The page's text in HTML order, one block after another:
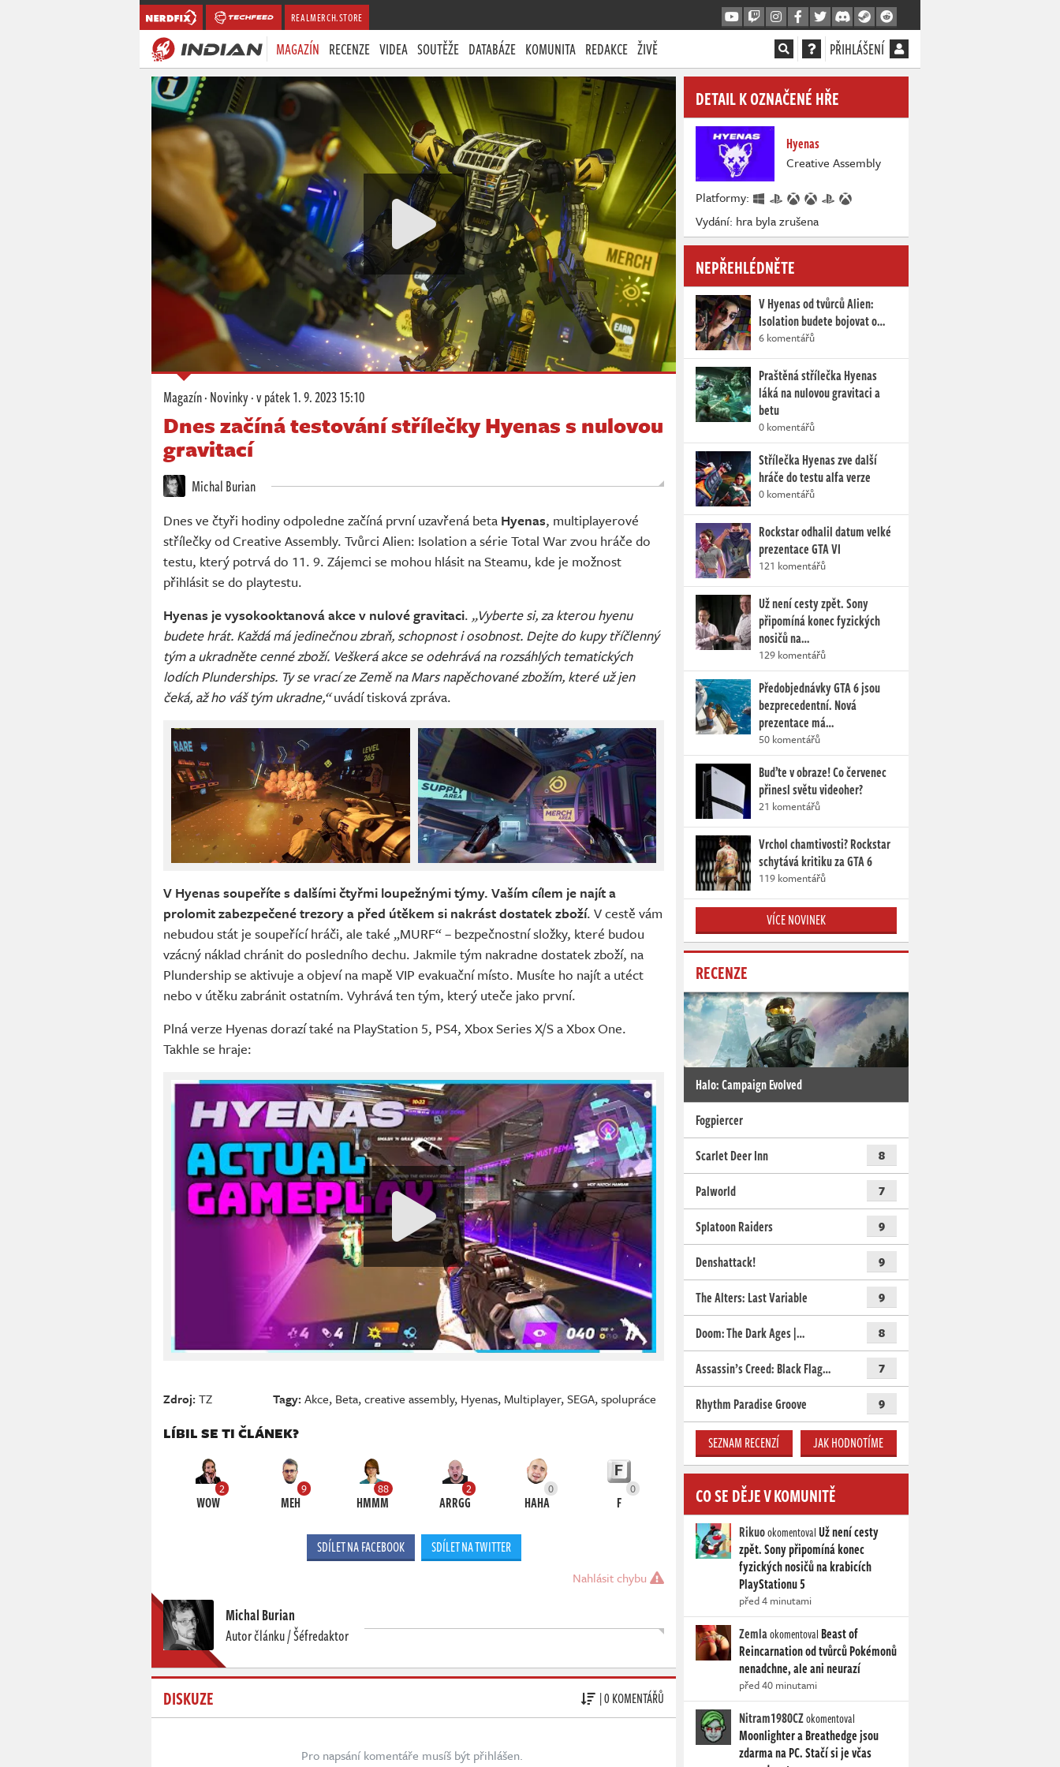
REALMERCH.STORE
MAGAZÍN RECENZE VIDEA SOUTĚŽE DATABÁZE KOMUNITA REDAKCE ŽIVĚ PŘIHLÁŠENÍ
Magazín·Novinky·v pátek1. 9. 2023 15:10
Dnes začíná testování střílečky Hyenas s nulovou
gravitací
Michal Burian
Dnes ve čtyři hodiny odpoledne začíná první uzavřená beta Hyenas, multiplayerové
střílečky od Creative Assembly. Tvůrci Alien: Isolation a série Total War zvou hráče do
testu, který potrvá do 11. 9. Zájemci se mohou hlásit na Steamu, kde je možnost
přihlásit se do playtestu.
Hyenas je vysokooktanová akce v nulové gravitaci. „Vyberte si, za kterou hyenu
budete hrát. Každá má jedinečnou zbraň, schopnost i osobnost. Dejte do kupy tříčlenný
tým a ukradněte cenné zboží. Veškerá akce se odehrává na rozsáhlých tematických
lodích Plunderships. Ty se vrací ze Země na Mars napěchované zbožím, které už jen
čeká, až ho váš tým ukradne,“uvádí tisková zpráva.
V Hyenas soupeříte s dalšími čtyřmi loupežnými týmy. Vaším cílem je najít a
prolomit zabezpečené trezory a před útěkem si nakrást dostatek zboží. V cestě vám
nebudou stát je soupeřící hráči, ale také „MURF“ – bezpečnostní složky, které budou
vzácný náklad chránit do posledního dechu. Jakmile tým nakradne dostatek zboží, na
Plundership se aktivuje a objeví na mapě VIP evakuační místo. Musíte ho najít a utéct
nebo v útěku zabránit ostatním. Vyhrává ten tým, který uteče jako první.
Plná verze Hyenas dorazí také na PlayStation 5, PS4, Xbox Series X/S a Xbox One.
Takhle se hraje:
Zdroj:TZ Tagy:Akce, Beta,creative assembly, Hyenas, Multiplayer,SEGA,spolupráce
LÍBIL SE TI ČLÁNEK?
2
WOW
9
MEH
88
HMMM
2
ARRGG
0
HAHA
0
F
SDÍLET NA FACEBOOK SDÍLET NA TWITTER
Nahlásit chybu
Michal Burian
Autor článku / Šéfredaktor
DISKUZE | 0 KOMENTÁŘŮ
Pro napsání komentáře musíš být přihlášen.
DETAIL K OZNAČENÉ HŘE
Hyenas
Creative Assembly
Platformy:
Vydání: hra byla zrušena
NEPŘEHLÉDNĚTE
V Hyenas od tvůrců Alien:
Isolation budete bojovat o…
6 komentářů
Praštěná střílečka Hyenas
láká na nulovou gravitaci a
betu
0 komentářů
Střílečka Hyenas zve další
hráče do testu alfa verze
0 komentářů
Rockstar odhalil datum velké
prezentace GTA VI
121 komentářů
Už není cesty zpět. Sony
připomíná konec fyzických
nosičů na…
129 komentářů
Předobjednávky GTA 6 jsou
bezprecedentní. Nová
prezentace má…
50 komentářů
Buďte v obraze! Co červenec
přinesl světu videoher?
21 komentářů
Vrchol chamtivosti? Rockstar
schytává kritiku za GTA 6
119 komentářů
VÍCE NOVINEK
RECENZE
Halo: Campaign Evolved
Fogpiercer
Scarlet Deer Inn
8
Palworld 7
Splatoon Raiders 9
Denshattack! 9
The Alters: Last Variable 9
Doom: The Dark Ages |… 8
Assassin’s Creed: Black Flag… 7
Rhythm Paradise Groove 9
SEZNAM RECENZÍ JAK HODNOTÍME
CO SE DĚJE V KOMUNITĚ
RikuookomentovalUž není cesty
zpět. Sony připomíná konec
fyzických nosičů na krabicích
PlayStationu 5
před 4 minutami
Zemlaokomentoval Beast of
Reincarnation od tvůrců Pokémonů
nenadchne, ale ani neurazí
před 40 minutami
Nitram1980CZokomentoval
Moonlighter a Breathedge jsou
zdarma na PC. Stačí si je včas